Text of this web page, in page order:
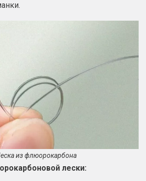
из флюорокарбона
лески: